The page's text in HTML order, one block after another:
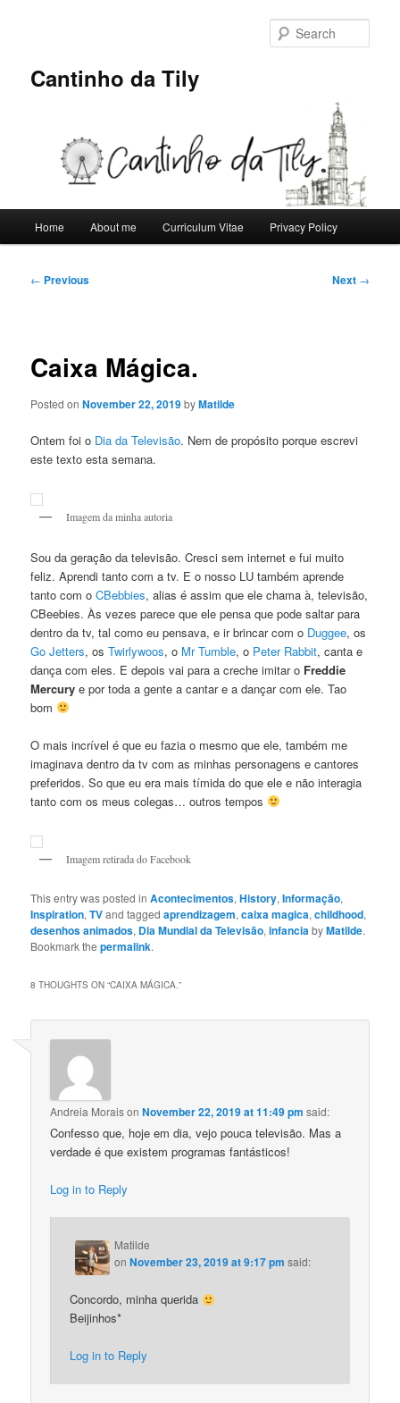
Cantinho da Tily
Home About me Curriculum Vitae Privacy Policy
Post
← Previous Next →
Caixa Mágica.
Posted onNovember 22, 2019byMatilde
Ontem foi o Dia da Televisão. Nem de propósito porque escrevi
este texto esta semana.
Imagem da minha autoria
Sou da geração da televisão. Cresci sem internet e fui muito
feliz. Aprendi tanto com a tv. E o nosso LU também aprende
tanto com oCBebbies, alias é assim que ele chama à, televisão,
CBeebies. Às vezes parece que ele pensa que pode saltar para
dentro da tv, tal como eu pensava, e ir brincar com o Duggee, os
Go Jetters, osTwirlywoos, o Mr Tumble, o Peter Rabbit, canta e
dança com eles. E depois vai para a creche imitar o Freddie
Mercury e por toda a gente a cantar e a dançar com ele. Tao
bom
O mais incrível é que eu fazia o mesmo que ele, também me
imaginava dentro da tv com as minhas personagens e cantores
preferidos. So que eu era mais tímida do que ele e não interagia
tanto com os meus colegas… outros tempos
Imagem retirada do Facebook
This entry was posted inAcontecimentos,History,Informação,
Inspiration,TVand taggedaprendizagem,caixa magica,childhood,
desenhos animados, Dia Mundial da Televisão,infancia byMatilde.
Bookmark thepermalink.
8 THOUGHTS ON “CAIXA MÁGICA.”
Andreia MoraisonNovember 22, 2019 at 11:49 pm said:
Confesso que, hoje em dia, vejo pouca televisão. Mas a
verdade é que existem programas fantásticos!
Log in to Reply
Matilde
onNovember 23, 2019 at 9:17 pm said:
Concordo, minha querida
Beijinhos*
Log in to Reply